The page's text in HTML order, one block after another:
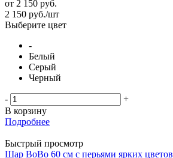
от 2 150 руб.
2 150 руб./шт
Выберите цвет
-
Белый
Серый
Черный
-
+
В корзину
Подробнее
Быстрый просмотр
Шар BoBo 60 см с перьями ярких цветов